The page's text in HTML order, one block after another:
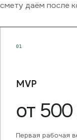
смету даём после
01
MVP
от
Первая рабочая